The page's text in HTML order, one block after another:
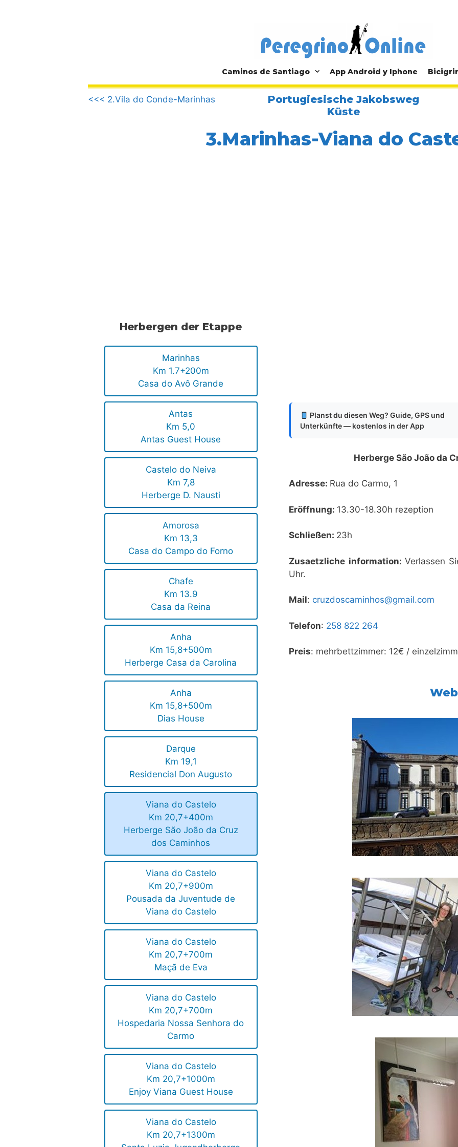
Caminos de Santiago App Android y Iphone
.
<<< 2.Vila do Conde-Marinhas
Portugiesische Jakobsweg
Küste
3.Marinhas-Viana do
Herbergen der Etappe
Marinhas
Km 1.7+200m
Casa do Avô Grande
Antas
Km 5,0
Antas Guest House
Castelo do Neiva
Km 7,8
Herberge D. Nausti
Amorosa
Km 13,3
Casa do Campo do Forno
Chafe
Km 13.9
Casa da Reina
Anha
Km 15,8+500m
Herberge Casa da Carolina
Anha
Km 15,8+500m
Dias House
Darque
Km 19,1
Residencial Don Augusto
Viana do Castelo
Km 20,7+400m
Herberge São João da Cruz
dos Caminhos
Viana do Castelo
Km 20,7+900m
Pousada da Juventude de
Viana do Castelo
Viana do Castelo
Km 20,7+700m
Maçã de Eva
Viana do Castelo
Km 20,7+700m
Hospedaria Nossa Senhora do
Carmo
Viana do Castelo
Km 20,7+1000m
Enjoy Viana Guest House
Viana do Castelo
Km 20,7+1300m
Planst du diesen Weg? Guide, GPS und
Unterkünfte — kostenlos in der App
Herberge São João da
Adresse: Rua do Carmo, 1
Eröffnung: 13.30-18.30h rezeption
Schließen: 23h
Zusaetzliche information: Verlassen
Uhr.
Mail: cruzdoscaminhos@gmail.com
Telefon: 258 822 264
Preis: mehrbettzimmer: 12€ /
Web